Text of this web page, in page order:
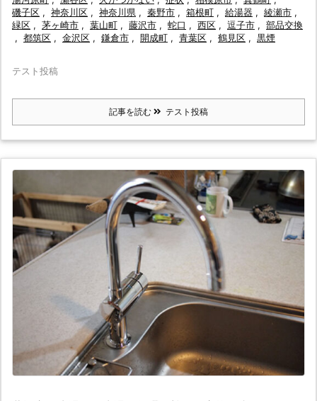
磯子区 , 神奈川区 , 神奈川県 , 秦野市 , 箱根町 , 給湯器 , 綾瀬市 ,
緑区 , 茅ヶ崎市 , 葉山町 , 藤沢市 , 蛇口 , 西区 , 逗子市 , 部品交換
, 都筑区 , 金沢区 , 鎌倉市 , 開成町 , 青葉区 , 鶴見区 , 黒煙
テスト投稿
記事を読む テスト投稿